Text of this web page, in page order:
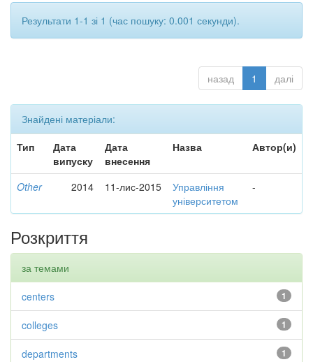
Результати 1-1 зі 1 (час пошуку: 0.001 секунди).
назад 1 далі
Знайдені матеріали:
Тип
Дата
випуску
Дата
внесення
Назва Автор(и)
Other 2014 11-лис-2015
Управління
університетом
-
Розкриття
за темами
1
centers
1
colleges
1
departments